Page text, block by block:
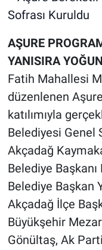
AŞURE
YANISIRA
Fatih Mahallesi
düzenlenen
katılımıyla
Belediyesi Genel
Akçadağ
Belediye
Belediye Başkan
Akçadağ İlçe
Büyükşehir
Gönültaş, Ak